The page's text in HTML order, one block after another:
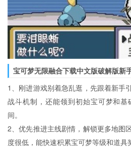
宝可梦无限融合下载中文版破解版新
1、刚进游戏别着急乱逛，先跟着新手
战斗机制，还能领到初始宝可梦和
间。
2、优先推进主线剧情，解锁更多地图
度很低，能快速积累宝可梦等级和道具